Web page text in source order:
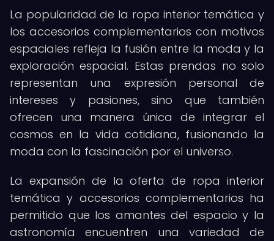
La popularidad de la ropa interior temática y
los accesorios complementarios con motivos
espaciales refleja la fusión entre la moda y la
exploración espacial. Estas prendas no solo
representan una expresión personal de
intereses y pasiones, sino que también
ofrecen una manera única de integrar el
cosmos en la vida cotidiana, fusionando la
moda con la fascinación por el universo.
La expansión de la oferta de ropa interior
temática y accesorios complementarios ha
permitido que los amantes del espacio y la
astronomía encuentren una variedad de